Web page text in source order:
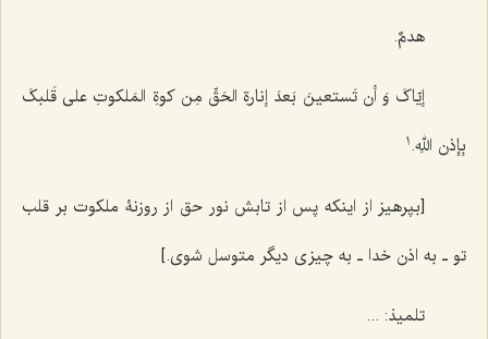
هدمٌ.
إیّاکَ وَ أن تَستعینَ بَعدَ إنارةِ الحَقِّ مِن کوةِ المَلکوتِ على قَلبکَ
بِإذن اللهِ.1
[بپرهیز از اینکه پس از تابش نور حق از روزنۀ ملکوت بر قلب
تو ـ به اذن خدا ـ به چیزی دیگر متوسل شوی.]
تلمیذ: ...